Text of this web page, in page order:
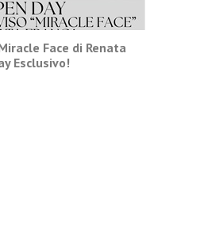
Face di Renata
Esclusivo!